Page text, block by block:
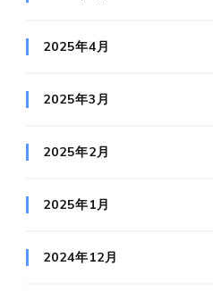
2025年4月
2025年3月
2025年2月
2025年1月
2024年12月